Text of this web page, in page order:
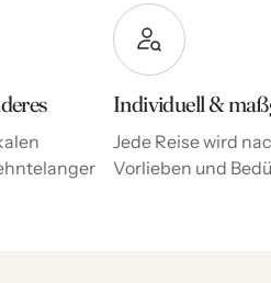
Individuell &
Jede Reise wird
Vorlieben und